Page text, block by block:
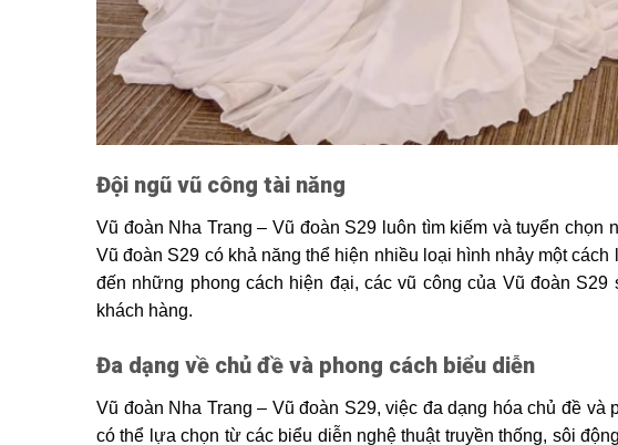
Đội ngũ vũ công tài năng
Vũ đoàn Nha Trang – Vũ đoàn S29 luôn tìm kiếm và tuyển
Vũ đoàn S29 có khả năng thể hiện nhiều loại hình nhảy một
đến những phong cách hiện đại, các vũ công của Vũ đoàn
khách hàng.
Đa dạng về chủ đề và phong cách biểu diễn
Vũ đoàn Nha Trang – Vũ đoàn S29, việc đa dạng hóa chủ đề
có thể lựa chọn từ các biểu diễn nghệ thuật truyền thống, sôi